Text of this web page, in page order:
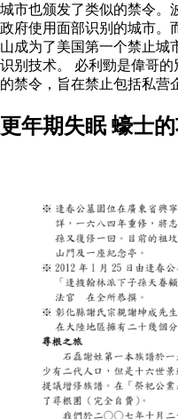
城市也颁发了类似的禁令。
政府使用面部识别的城市。
山成为了美国第一个禁止城
识别技术。 必利勁是偉哥
的禁令，旨在禁止包括私营
更年期失眠 蠔士